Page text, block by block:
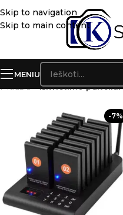
Skip to navigation
Skip to main content
MENIU
Pradžia»Iškvietimo pulteliai
-7%